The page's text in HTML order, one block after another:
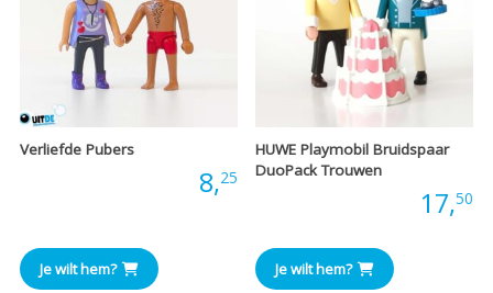
Verliefde Pubers
8,25
Je wilt hem?
HUWE Playmobil Bruidspaar
DuoPack Trouwen
17,50
Je wilt hem?